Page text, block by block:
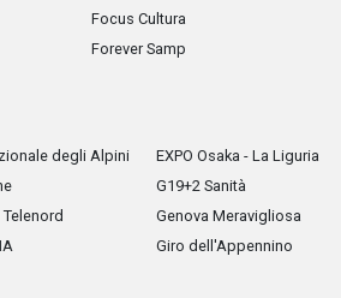
Focus Cultura
Forever Samp
degli Alpini
EXPO Osaka - La Liguria
G19+2 Sanità
Genova Meravigliosa
Giro dell'Appennino